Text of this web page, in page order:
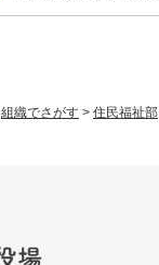
組織でさがす > 住民福祉部